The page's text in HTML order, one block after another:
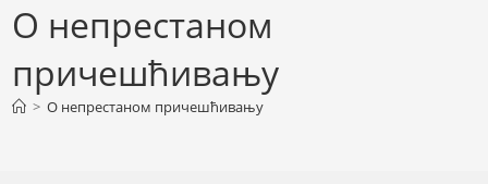
О непрестаном
причешћивању
> О непрестаном причешћивању